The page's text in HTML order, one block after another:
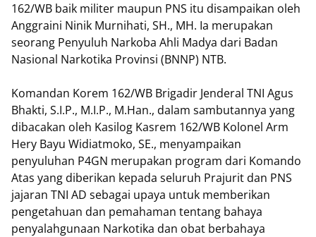
162/WB baik militer maupun PNS itu disampaikan oleh
Anggraini Ninik Murnihati, SH., MH. Ia merupakan
seorang Penyuluh Narkoba Ahli Madya dari Badan
Nasional Narkotika Provinsi (BNNP) NTB.
Komandan Korem 162/WB Brigadir Jenderal TNI Agus
Bhakti, S.I.P., M.I.P., M.Han., dalam sambutannya yang
dibacakan oleh Kasilog Kasrem 162/WB Kolonel Arm
Hery Bayu Widiatmoko, SE., menyampaikan
penyuluhan P4GN merupakan program dari Komando
Atas yang diberikan kepada seluruh Prajurit dan PNS
jajaran TNI AD sebagai upaya untuk memberikan
pengetahuan dan pemahaman tentang bahaya
penyalahgunaan Narkotika dan obat berbahaya